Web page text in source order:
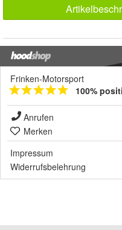
Frinken-Motorsport
100%
Anrufen
Merken
Impressum
Widerrufsbelehrung